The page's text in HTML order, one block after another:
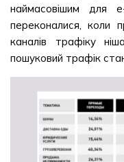
наймасовішим для
переконалися, коли
каналів трафіку
пошуковий трафік